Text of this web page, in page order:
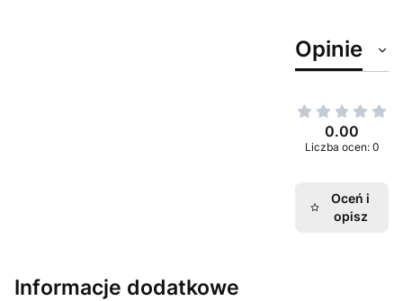
Opinie
0.00
Liczba ocen: 0
Oceń i
opisz
Informacje dodatkowe